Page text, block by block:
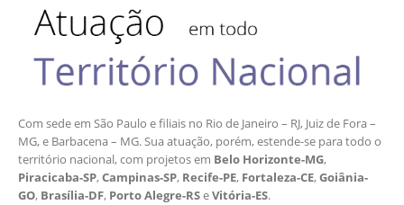
Com sede em São Paulo e filiais no Rio de Janeiro – RJ, Juiz de Fora –
MG, e Barbacena – MG. Sua atuação, porém, estende-se para todo o
território nacional, com projetos em Belo Horizonte-MG,
Piracicaba-SP,Campinas-SP, Recife-PE, Fortaleza-CE,Goiânia-
GO, Brasília-DF, Porto Alegre-RSeVitória-ES.